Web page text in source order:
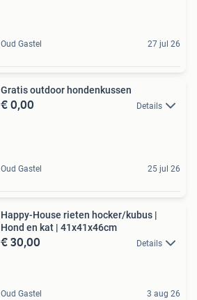
Oud Gastel 27 jul 26
Gratis outdoor hondenkussen
€ 0,00 Details
Oud Gastel 25 jul 26
Happy-House rieten hocker/kubus |
Hond en kat | 41x41x46cm
€ 30,00 Details
Oud Gastel 3 aug 26